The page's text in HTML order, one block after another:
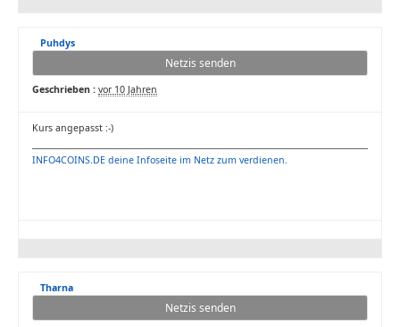
Puhdys
Netzis senden
Geschrieben : vor 10 Jahren
Kurs angepasst :-)
INFO4COINS.DE deine Infoseite im Netz zum verdienen.
Tharna
Netzis senden